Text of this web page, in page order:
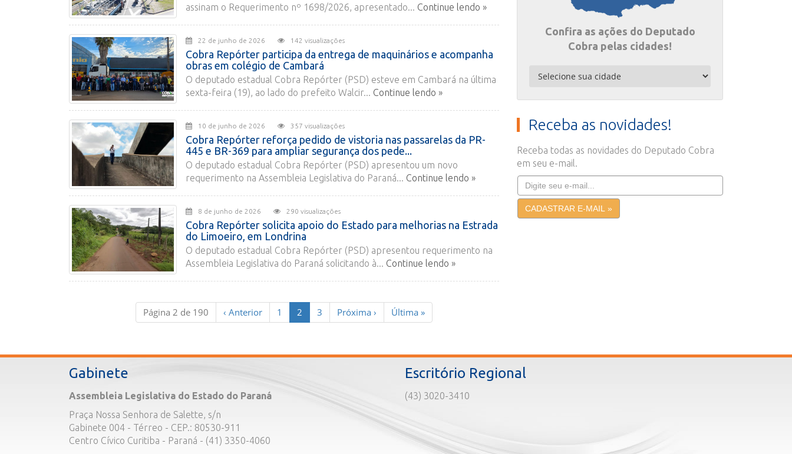
assinam o Requerimento nº 1698/2026, apresentado... Continue lendo »
22 de junho de 2026 142 visualizações
Cobra Repórter participa da entrega de maquinários e acompanha
obras em colégio de Cambará
O deputado estadual Cobra Repórter (PSD) esteve em Cambará na última
sexta-feira (19), ao lado do prefeito Walcir... Continue lendo »
10 de junho de 2026 357 visualizações
Cobra Repórter reforça pedido de vistoria nas passarelas da PR-
445 e BR-369 para ampliar segurança dos pede...
O deputado estadual Cobra Repórter (PSD) apresentou um novo
requerimento na Assembleia Legislativa do Paraná... Continue lendo »
8 de junho de 2026 290 visualizações
Cobra Repórter solicita apoio do Estado para melhorias na Estrada
do Limoeiro, em Londrina
O deputado estadual Cobra Repórter (PSD) apresentou requerimento na
Assembleia Legislativa do Paraná solicitando à... Continue lendo »
Página 2 de 190 ‹ Anterior 1 2 (current)
3 Próxima › Última »
Confira as ações do Deputado
Cobra pelas cidades!
Receba as novidades!
Receba todas as novidades do Deputado Cobra
em seu e-mail.
Gabinete
Assembleia Legislativa do Estado do Paraná
Praça Nossa Senhora de Salette, s/n
Gabinete 004 - Térreo - CEP.: 80530-911
Centro Cívico Curitiba - Paraná - (41) 3350-4060
Escritório Regional
(43) 3020-3410